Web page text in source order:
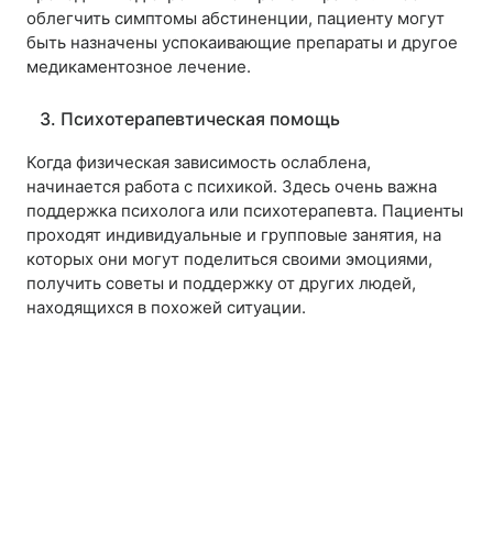
облегчить симптомы абстиненции, пациенту могут
быть назначены успокаивающие препараты и другое
медикаментозное лечение.
3. Психотерапевтическая помощь
Когда физическая зависимость ослаблена,
начинается работа с психикой. Здесь очень важна
поддержка психолога или психотерапевта. Пациенты
проходят индивидуальные и групповые занятия, на
которых они могут поделиться своими эмоциями,
получить советы и поддержку от других людей,
находящихся в похожей ситуации.